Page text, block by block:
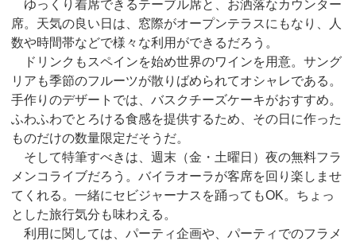
ゆっくり着席できるテーブル席と、お洒落なカウンター
席。天気の良い日は、窓際がオープンテラスにもなり、人
数や時間帯などで様々な利用ができるだろう。
ドリンクもスペインを始め世界のワインを用意。サング
リアも季節のフルーツが散りばめられてオシャレである。
手作りのデザートでは、バスクチーズケーキがおすすめ。
ふわふわでとろける食感を提供するため、その日に作った
ものだけの数量限定だそうだ。
そして特筆すべきは、週末（金・土曜日）夜の無料フラ
メンコライブだろう。バイラオーラが客席を回り楽しませ
てくれる。一緒にセビジャーナスを踊ってもOK。ちょっ
とした旅行気分も味わえる。
利用に関しては、パーティ企画や、パーティでのフラメ